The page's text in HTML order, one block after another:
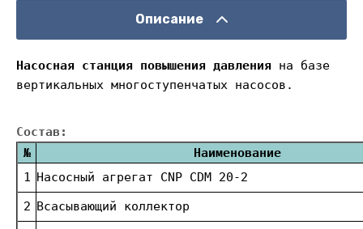
Описание
Насосная станция повышения давления на базе
вертикальных многоступенчатых насосов.
Состав:
№
Наименование
1
Насосный агрегат CNP CDM 20-2
2 Всасывающий коллектор